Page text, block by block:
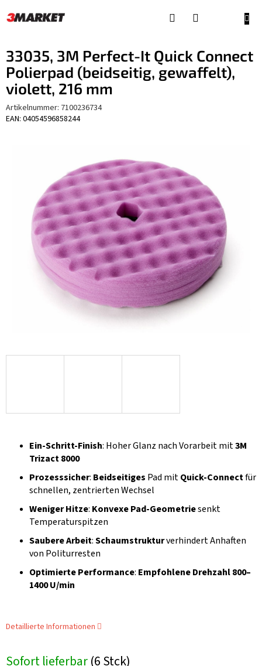
Inhalt
33035, 3M Perfect-It Quick Connect
Polierpad (beidseitig, gewaffelt),
violett, 216 mm
Artikelnummer: 7100236734
EAN: 04054596858244
Sofort lieferbar(6 Stck)
Ein-Schritt-Finish: Hoher Glanz nach Vorarbeit mit3M
Trizact 8000
Prozesssicher: Beidseitiges Pad mitQuick-Connectfür
schnellen, zentrierten Wechsel
Weniger Hitze: Konvexe Pad-Geometriesenkt
Temperaturspitzen
Saubere Arbeit:Schaumstrukturverhindert Anhaften
von Politurresten
Optimierte Performance: Empfohlene Drehzahl 800–
1400 U/min
Detaillierte Informationen